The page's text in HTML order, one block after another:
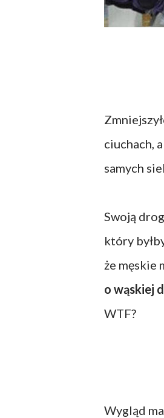
ciuchach,
samych
Swoją
który
że męskie
o wąskiej
WTF?
Wygląd